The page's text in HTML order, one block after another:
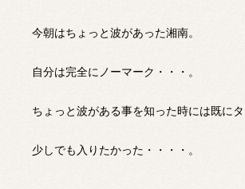
今朝はちょっと波があった湘南。
自分は完全にノーマーク・・・。
ちょっと波がある事を知った時には既にタ
少しでも入りたかった・・・・。